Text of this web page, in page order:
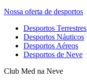
Nossa oferta de desportos
Desportos Terrestres
Desportos Náuticos
Desportos Aéreos
Desportos de Neve
Club Med na Neve